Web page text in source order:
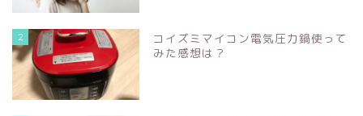
2
コイズミマイコン電気圧力鍋使って
みた感想は？